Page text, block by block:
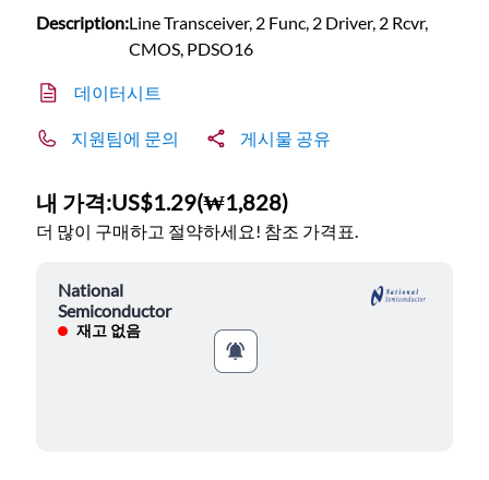
Description:Line Transceiver, 2 Func, 2 Driver, 2 Rcvr,
CMOS, PDSO16
데이터시트
지원팀에 문의 게시물 공유
내 가격:US$1.29(₩1,828)
더 많이 구매하고 절약하세요! 참조 가격표.
National
Semiconductor
재고 없음